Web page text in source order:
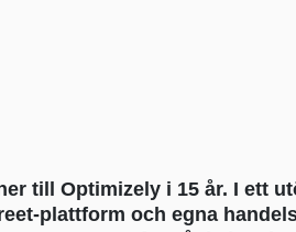
till Optimizely i 15 år. I ett
plattform och egna